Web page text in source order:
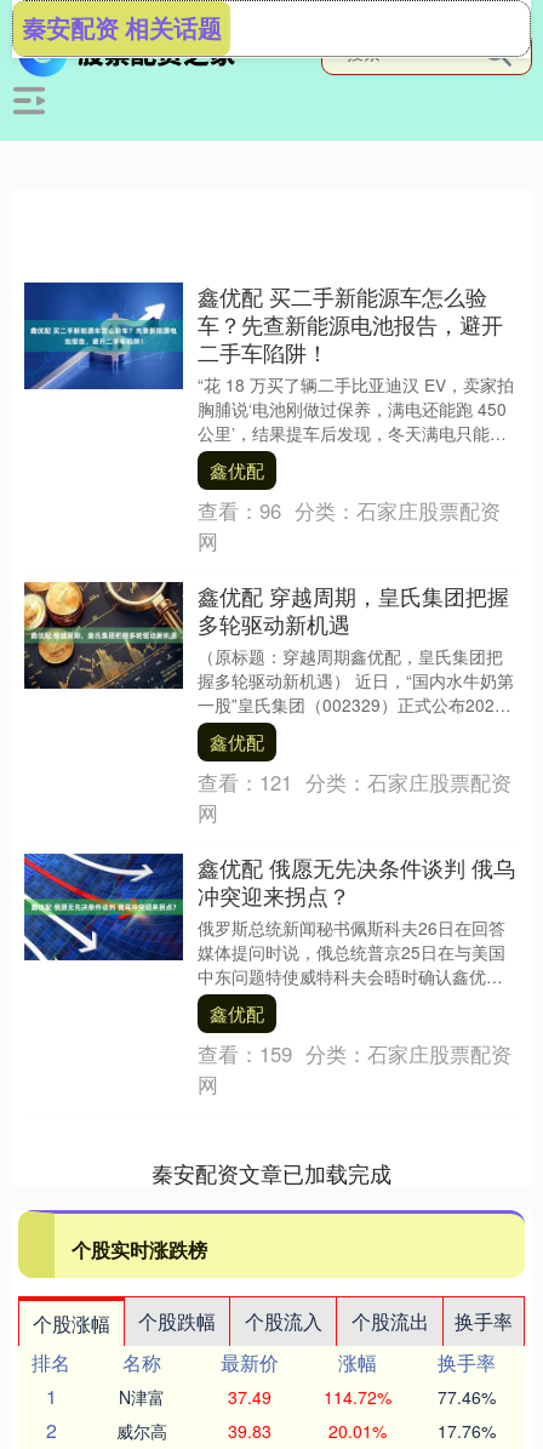
秦安配资 相关话题
鑫优配 买二手新能源车怎么验
车？先查新能源电池报告，避开
二手车陷阱！
“花 18 万买了辆二手比亚迪汉 EV，卖家拍
胸脯说‘电池刚做过保养，满电还能跑 450
公里’，结果提车后发现，冬天满电只能跑
320 公里，夏天也撑死 38....
鑫优配
查看： 96 分类： 石家庄股票配资
网
鑫优配 穿越周期，皇氏集团把握
多轮驱动新机遇
（原标题：穿越周期鑫优配，皇氏集团把
握多轮驱动新机遇） 近日，“国内水牛奶第
一股”皇氏集团（002329）正式公布2024
年年报。面对市场新挑战，皇氏集团种
源、....
鑫优配
查看： 121 分类： 石家庄股票配资
网
鑫优配 俄愿无先决条件谈判 俄乌
冲突迎来拐点？
俄罗斯总统新闻秘书佩斯科夫26日在回答
媒体提问时说，俄总统普京25日在与美国
中东问题特使威特科夫会晤时确认鑫优
配，俄方准备在不设先决条件情况下与乌
方谈判。 26....
鑫优配
查看： 159 分类： 石家庄股票配资
网
秦安配资文章已加载完成
个股实时涨跌榜
个股涨幅 个股跌幅 个股流入 个股流出
换手率
排名
名称 最新价 涨幅
换手率
1
N津富 37.49 114.72% 77.46%
2 威尔高 39.83 20.01% 17.76%